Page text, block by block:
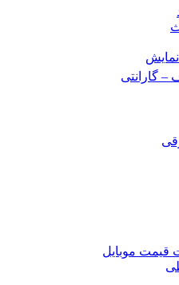
گارانتی
قیمت موبایل